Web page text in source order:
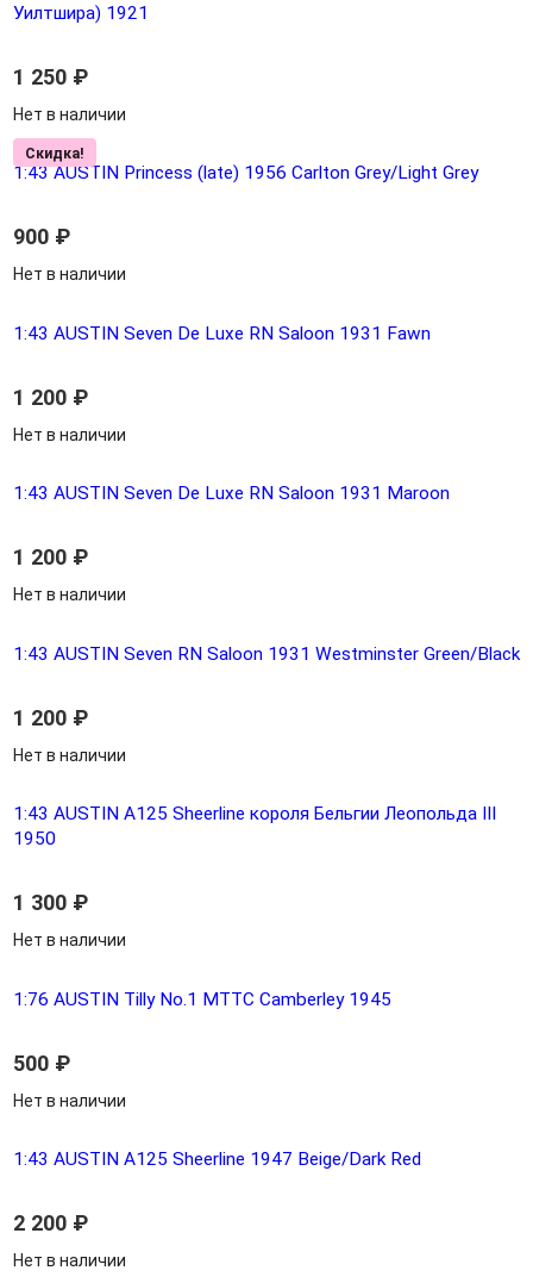
Уилтшира) 1921
1 250 ₽
Нет в наличии
Скидка!
1:43 AUSTIN Princess (late) 1956 Carlton Grey/Light Grey
900 ₽
Нет в наличии
1:43 AUSTIN Seven De Luxe RN Saloon 1931 Fawn
1 200 ₽
Нет в наличии
1:43 AUSTIN Seven De Luxe RN Saloon 1931 Maroon
1 200 ₽
Нет в наличии
1:43 AUSTIN Seven RN Saloon 1931 Westminster Green/Black
1 200 ₽
Нет в наличии
1:43 AUSTIN A125 Sheerline короля Бельгии Леопольда III
1950
1 300 ₽
Нет в наличии
1:76 AUSTIN Tilly No.1 MTTC Camberley 1945
500 ₽
Нет в наличии
1:43 AUSTIN A125 Sheerline 1947 Beige/Dark Red
2 200 ₽
Нет в наличии